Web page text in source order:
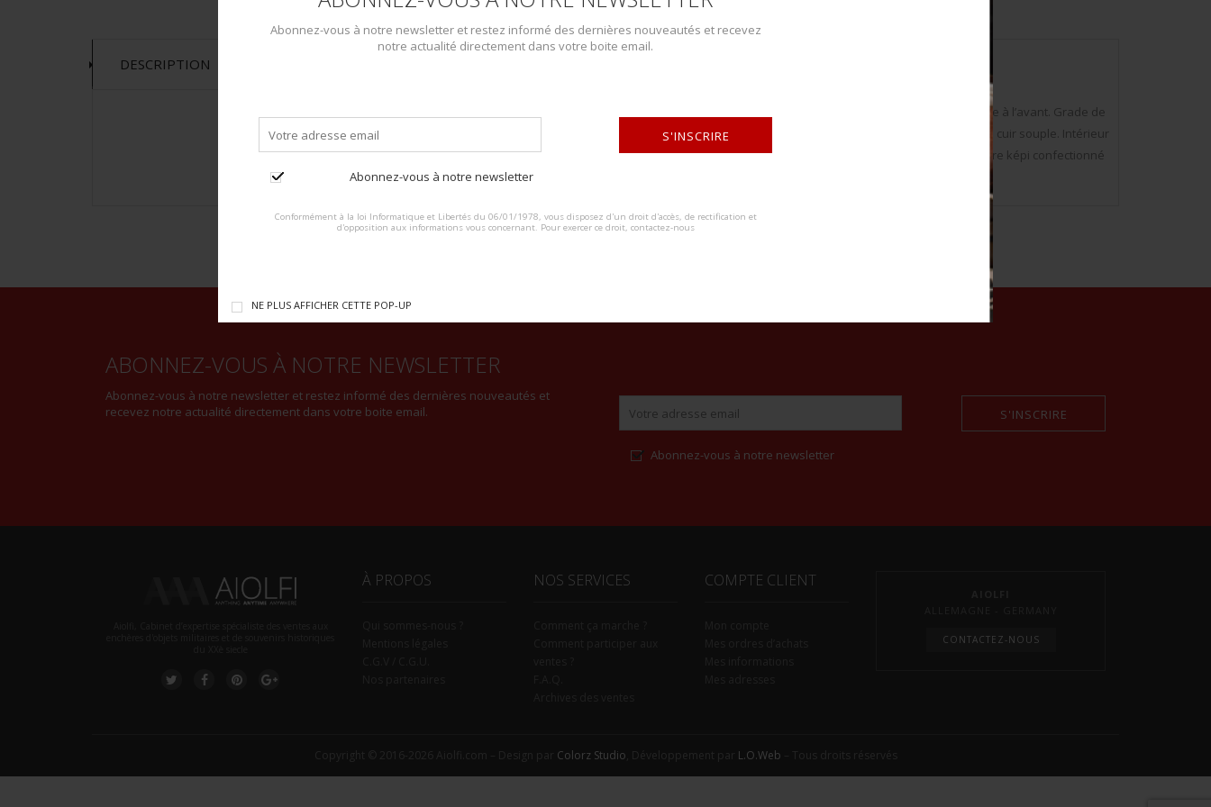
Abonnez-vous à notre newsletter et restez informé des dernières nouveautés et recevez
notre actualité directement dans votre boite email.
Abonnez-vous à notre newsletter
S'INSCRIRE
Conformément à la loi Informatique et Libertés du 06/01/1978, vous disposez d'un droit d'accès, de rectification et
d'opposition aux informations vous concernant. Pour exercer ce droit, contactez-nous
NE PLUS AFFICHER CETTE POP-UP
DESCRIPTION
Képi polo 296ème RI avec couvre képi. En drap de laine officier garance et noir, chiffre 296 brodé cannetille à l’avant. Grade de
sous lieutenant cousu d’origine, fausse jugulaire dorée retenue par deux boutons d’infanterie, visière en cuir souple. Intérieur
en toile satinée noire, bandeau en cuir fauve. Le 296ème RI est le régiment de réserve du 96ème RI. Couvre képi confectionné
en toile cirée noir.
ABONNEZ-VOUS À NOTRE NEWSLETTER
Abonnez-vous à notre newsletter et restez informé des dernières nouveautés et
recevez notre actualité directement dans votre boite email.
Abonnez-vous à notre newsletter
S'INSCRIRE
À PROPOS NOS SERVICES COMPTE CLIENT
CONTACTEZ-NOUS
Colorz Studio L.O.Web